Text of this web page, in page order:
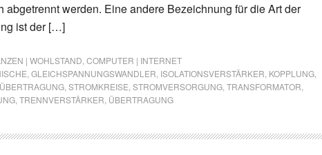
abgetrennt werden. Eine andere Bezeichnung für die Art der
ist der […]
| WOHLSTAND COMPUTER | INTERNET
GLEICHSPANNUNGSWANDLER ISOLATIONSVERSTÄRKER KOPPLUNG
STROMKREISE STROMVERSORGUNG TRANSFORMATOR
TRENNVERSTÄRKER ÜBERTRAGUNG